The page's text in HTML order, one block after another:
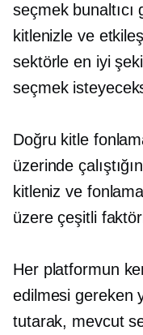
seçmek
kitlenizle ve
sektörle en iyi
seçmek
Doğru kitle
üzerinde
kitleniz ve
üzere çeşitli
Her platformun
edilmesi gereken
tutarak, mevcut